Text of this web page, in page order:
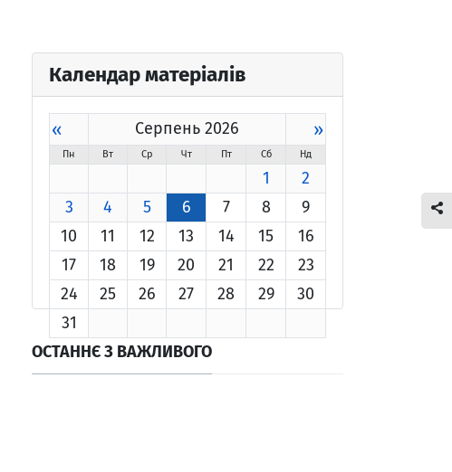
Календар матеріалів
« Серпень 2026 »
Пн Вт Ср Чт Пт Сб Нд
1
2
3
4 5 6 7 8
9
10
11 12 13 14 15
16
17
18 19 20 21 22
23
24
25 26 27 28 29
30
31
ОСТАННЄ З ВАЖЛИВОГО